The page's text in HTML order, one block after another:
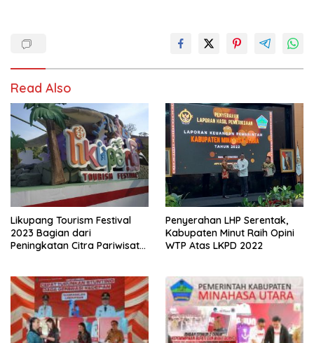
Read Also
Likupang Tourism Festival
2023 Bagian dari
Peningkatan Citra Pariwisata
Penyerahan LHP Serentak,
Kabupaten Minut Raih Opini
WTP Atas LKPD 2022